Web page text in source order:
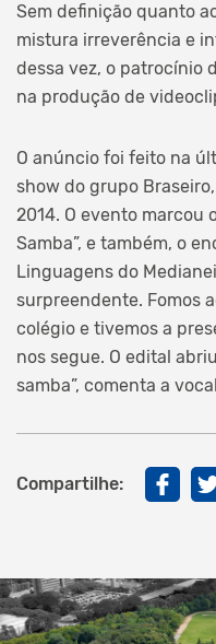
Sem definição quanto
mistura irreverência e
dessa vez, o patrocínio
na produção de
O anúncio foi feito na
show do grupo
2014. O evento marcou
Samba”, e também, o
Linguagens do
surpreendente. Fomos
colégio e tivemos a
nos segue. O edital
samba”, comenta a
Compartilhe: